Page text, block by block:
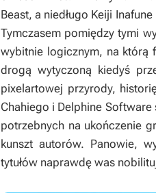
Beast, a niedługo Keiji
Tymczasem pomiędzy tymi
wybitnie logicznym, na którą
drogą wytyczoną kiedyś
pixelartowej przyrody,
Chahiego i Delphine Software
potrzebnych na ukończenie
kunszt autorów. Panowie,
tytułów naprawdę was